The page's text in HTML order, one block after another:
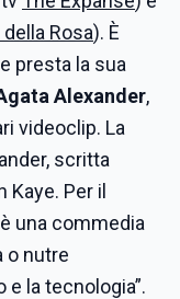
Rosa). È
presta la sua
Alexander,
videoclip. La
scritta
Per il
una commedia
o nutre
la tecnologia”.